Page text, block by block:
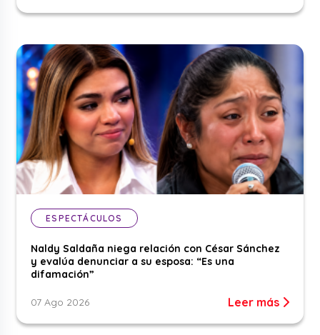
ESPECTÁCULOS
Naldy Saldaña niega relación con César Sánchez
y evalúa denunciar a su esposa: “Es una
difamación”
07 Ago 2026 Leer más